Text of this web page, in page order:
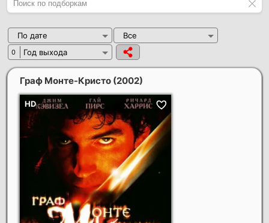
По дате Все
0 Год выхода
Граф Монте-Кристо (2002)